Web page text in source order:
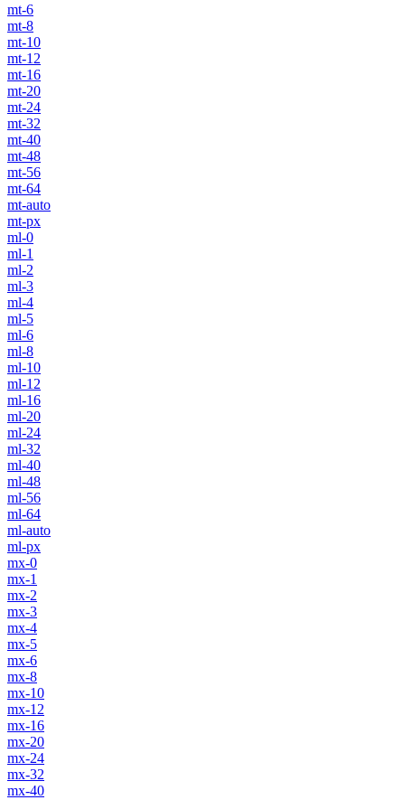
mt-6
mt-8
mt-10
mt-12
mt-16
mt-20
mt-24
mt-32
mt-40
mt-48
mt-56
mt-64
mt-auto
mt-px
ml-0
ml-1
ml-2
ml-3
ml-4
ml-5
ml-6
ml-8
ml-10
ml-12
ml-16
ml-20
ml-24
ml-32
ml-40
ml-48
ml-56
ml-64
ml-auto
ml-px
mx-0
mx-1
mx-2
mx-3
mx-4
mx-5
mx-6
mx-8
mx-10
mx-12
mx-16
mx-20
mx-24
mx-32
mx-40